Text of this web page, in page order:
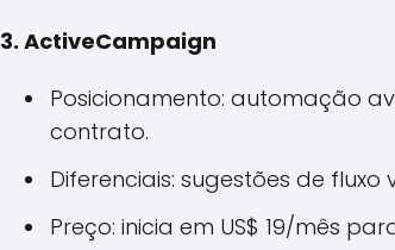
3. ActiveCampaign
Posicionamento: automação
contrato.
Diferenciais: sugestões de fluxo
Preço: inicia em US$ 19/mês